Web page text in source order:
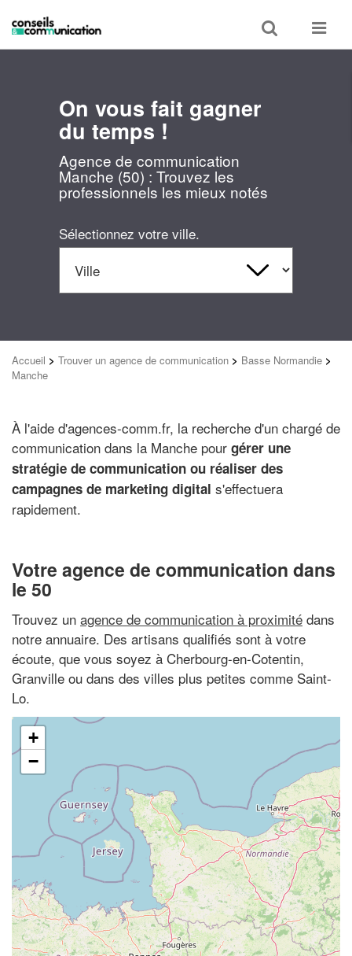
Toggle
search
Toggle
On vous fait gagner
du temps !
Agence de communication
Manche (50) : Trouvez les
professionnels les mieux notés
Sélectionnez votre ville.
Accueil > Trouver un agence de communication > Basse Normandie >
Manche
À l'aide d'agences-comm.fr, la recherche d'un chargé de
communication dans la Manche pour gérer une
stratégie de communication ou réaliser des
campagnes de marketing digital s'effectuera
rapidement.
Votre agence de communication dans
le 50
Trouvez un agence de communication à proximité dans
notre annuaire. Des artisans qualifiés sont à votre
écoute, que vous soyez à Cherbourg-en-Cotentin,
Granville ou dans des villes plus petites comme Saint-
Lo.
+
−